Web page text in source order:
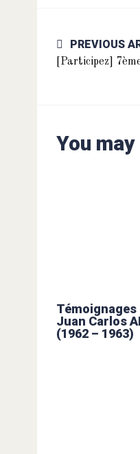
PREVIOUS
[Participez]
You
Témoignages
Juan Carlos
(1962 – 1963)